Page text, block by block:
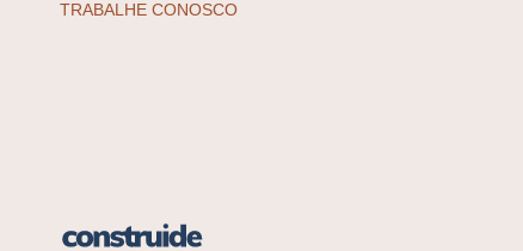
TRABALHE CONOSCO